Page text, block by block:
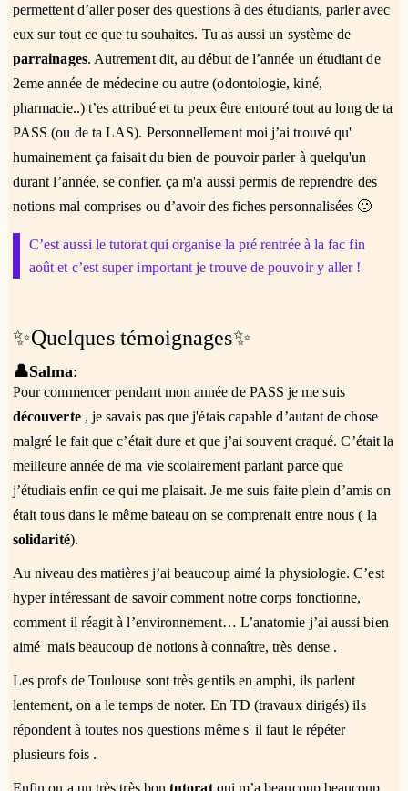
permettent d’aller poser des questions à des étudiants, parler avec
eux sur tout ce que tu souhaites. Tu as aussi un système de
parrainages. Autrement dit, au début de l’année un étudiant de
2eme année de médecine ou autre (odontologie, kiné,
pharmacie..) t’es attribué et tu peux être entouré tout au long de ta
PASS (ou de ta LAS). Personnellement moi j’ai trouvé qu'
humainement ça faisait du bien de pouvoir parler à quelqu'un
durant l’année, se confier. ça m'a aussi permis de reprendre des
notions mal comprises ou d’avoir des fiches personnalisées 🙂
C’est aussi le tutorat qui organise la pré rentrée à la fac fin
août et c’est super important je trouve de pouvoir y aller !
✨Quelques témoignages✨
👤Salma:
Pour commencer pendant mon année de PASS je me suis
découverte , je savais pas que j'étais capable d’autant de chose
malgré le fait que c’était dure et que j’ai souvent craqué. C’était la
meilleure année de ma vie scolairement parlant parce que
j’étudiais enfin ce qui me plaisait. Je me suis faite plein d’amis on
était tous dans le même bateau on se comprenait entre nous ( la
solidarité).
Au niveau des matières j’ai beaucoup aimé la physiologie. C’est
hyper intéressant de savoir comment notre corps fonctionne,
comment il réagit à l’environnement… L’anatomie j’ai aussi bien
aimé mais beaucoup de notions à connaître, très dense .
Les profs de Toulouse sont très gentils en amphi, ils parlent
lentement, on a le temps de noter. En TD (travaux dirigés) ils
répondent à toutes nos questions même s' il faut le répéter
plusieurs fois .
Enfin on a un très très bontutorat qui m’a beaucoup beaucoup